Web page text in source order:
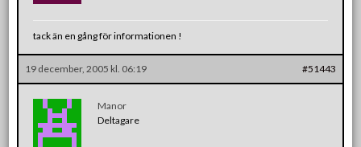
tack än en gång för informationen !
19 december, 2005 kl. 06:19 #51443
Manor
Deltagare